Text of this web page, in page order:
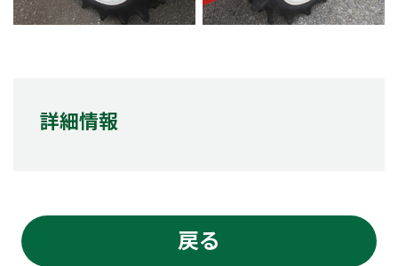
詳細情報
戻る